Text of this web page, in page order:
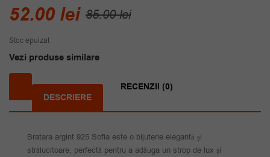
85.00leiPrețul
85.00 lei.
52.00 lei
Prețul
Stoc epuizat
Vezi produse similare
DESCRIERE
RECENZII (0)
Bratara argint 925 Sofia este o bijuterie elegantă și
strălucitoare, perfectă pentru a adăuga un strop de lux și